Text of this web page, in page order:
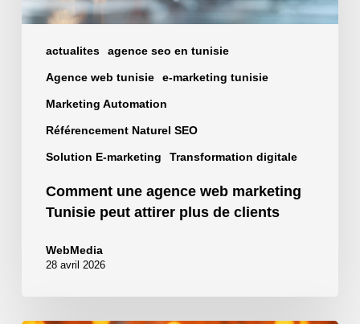
actualites agence seo en tunisie
Agence web tunisie e-marketing tunisie
Marketing Automation
Référencement Naturel SEO
Solution E-marketing Transformation digitale
de
Comment une agence web marketing
Tunisie peut attirer plus de clients
WebMedia
28 avril 2026